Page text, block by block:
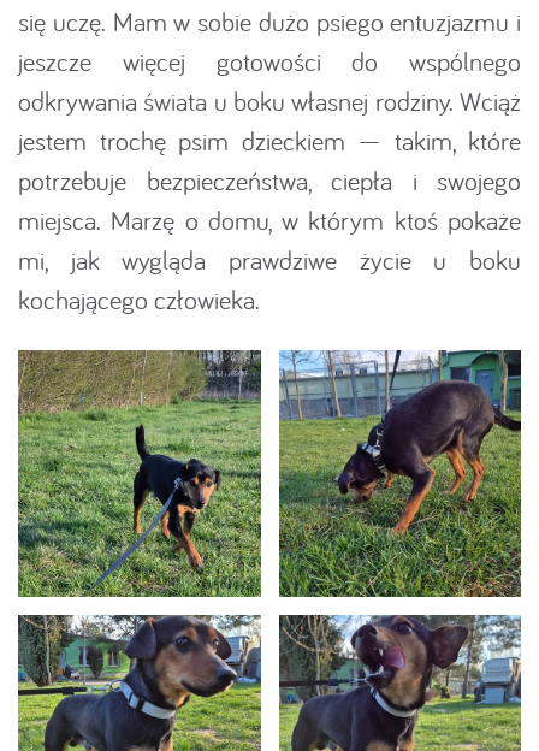
się uczę. Mam w sobie dużo psiego entuzjazmu i
jeszcze więcej gotowości do wspólnego
odkrywania świata u boku własnej rodziny. Wciąż
jestem trochę psim dzieckiem — takim, które
potrzebuje bezpieczeństwa, ciepła i swojego
miejsca. Marzę o domu, w którym ktoś pokaże
mi, jak wygląda prawdziwe życie u boku
kochającego człowieka.